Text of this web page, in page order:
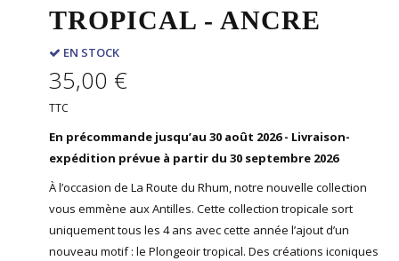
TROPICAL - ANCRE
EN STOCK
35,00 €
TTC
En précommande jusqu’au 30 août 2026 - Livraison-
expédition prévue à partir du 30 septembre 2026
À l’occasion de La Route du Rhum, notre nouvelle collection
vous emmène aux Antilles. Cette collection tropicale sort
uniquement tous les 4 ans avec cette année l’ajout d’un
nouveau motif : le Plongeoir tropical. Des créations iconiques